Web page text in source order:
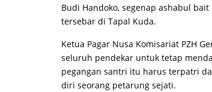
Budi Handoko, segenap ashabul
tersebar di Tapal Kuda.
Ketua Pagar Nusa Komisariat PZH
seluruh pendekar untuk tetap
pegangan santri itu harus terpatri
diri seorang petarung sejati.